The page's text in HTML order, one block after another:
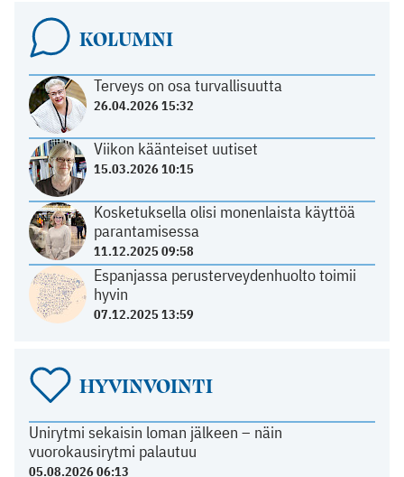
KOLUMNI
Terveys on osa turvallisuutta
26.04.2026 15:32
Viikon käänteiset uutiset
15.03.2026 10:15
Kosketuksella olisi monenlaista käyttöä
parantamisessa
11.12.2025 09:58
Espanjassa perusterveydenhuolto toimii
hyvin
07.12.2025 13:59
HYVINVOINTI
Unirytmi sekaisin loman jälkeen – näin
vuorokausirytmi palautuu
05.08.2026 06:13